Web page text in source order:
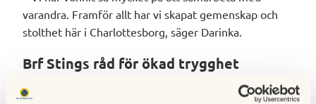
varandra. Framför allt har vi skapat gemenskap och
stolthet här i Charlottesborg, säger Darinka.
Brf Stings råd för ökad trygghet
1. Kontakta samhällsaktörer i området och se hur ni